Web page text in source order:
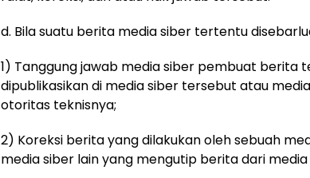
d. Bila suatu berita media siber tertentu
1) Tanggung jawab media siber pembuat berita
dipublikasikan di media siber tersebut atau
otoritas teknisnya;
2) Koreksi berita yang dilakukan oleh sebuah
media siber lain yang mengutip berita dari